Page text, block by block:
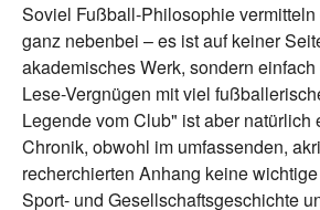
Soviel Fußball-Philosophie
ganz nebenbei – es ist auf keiner
akademisches Werk, sondern
Lese-Vergnügen mit viel
Legende vom Club" ist aber natürlich
Chronik, obwohl im umfassenden,
recherchierten Anhang keine
Sport- und Gesellschaftsgeschichte